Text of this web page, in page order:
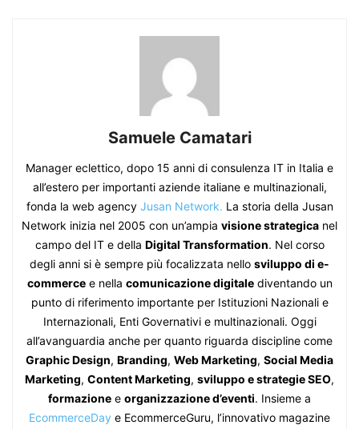
Samuele Camatari
Manager eclettico, dopo 15 anni di consulenza IT in Italia e
all’estero per importanti aziende italiane e multinazionali,
fonda la web agency Jusan Network. La storia della Jusan
Network inizia nel 2005 con un’ampia visione strategica nel
campo del IT e della Digital Transformation. Nel corso
degli anni si è sempre più focalizzata nello sviluppo di e-
commercee nella comunicazione digitalediventando un
punto di riferimento importante per Istituzioni Nazionali e
Internazionali, Enti Governativi e multinazionali. Oggi
all’avanguardia anche per quanto riguarda discipline come
Graphic Design, Branding, Web Marketing, Social Media
Marketing, Content Marketing, sviluppo e strategie SEO,
formazione e organizzazione d’eventi. Insieme a
EcommerceDay e EcommerceGuru, l’innovativo magazine